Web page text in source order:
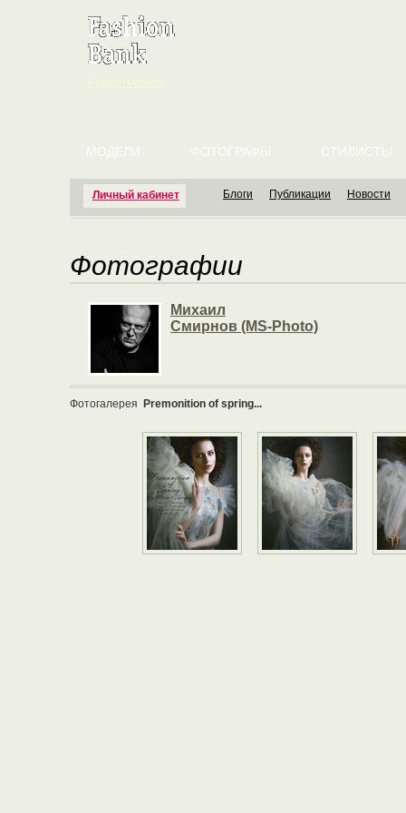
Личный кабинет
МОДЕЛИ ФОТОГРАФЫ СТИЛИСТЫ
Блоги Публикации Новости
Фотографии
Михаил
Смирнов (MS-Photo)
Фотогалерея Premonition of spring...